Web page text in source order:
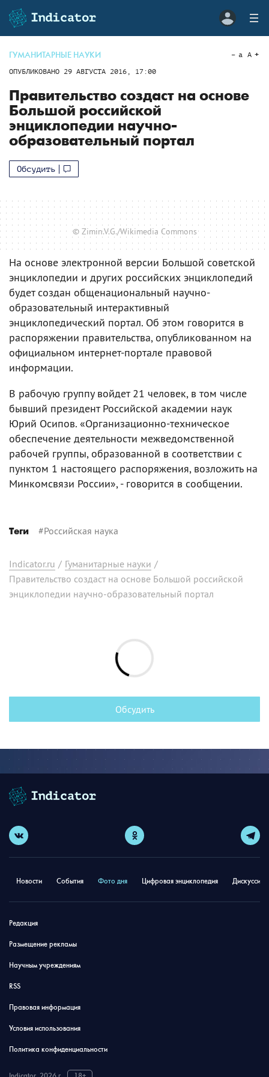
ГУМАНИТАРНЫЕ НАУКИ
ОПУБЛИКОВАНО 29 АВГУСТА 2016, 17:00
a A
Правительство создаст на основе
Большой российской
энциклопедии научно-
образовательный портал
Обсудить
© Zimin.V.G./Wikimedia Commons
На основе электронной версии Большой советской
энциклопедии и других российских энциклопедий
будет создан общенациональный научно-
образовательный интерактивный
энциклопедический портал. Об этом говорится в
распоряжении правительства, опубликованном на
официальном интернет-портале правовой
информации.
В рабочую группу войдет 21 человек, в том числе
бывший президент Российской академии наук
Юрий Осипов. «Организационно-техническое
обеспечение деятельности межведомственной
рабочей группы, образованной в соответствии с
пунктом 1 настоящего распоряжения, возложить на
Минкомсвязи России», - говорится в сообщении.
Теги #Российская наука
Indicator.ru / Гуманитарные науки /
Правительство создаст на основе Большой российской
энциклопедии научно-образовательный портал
Обсудить
Новости События Фото дня Цифровая энциклопедия
Редакция
Размещение рекламы
Научным учреждениям
RSS
Правовая информация
Условия использования
Политика конфиденциальности